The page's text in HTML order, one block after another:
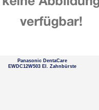
Panasonic DentaCare
EWDC12W503 El. Zahnbürste